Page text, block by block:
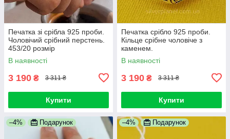
Печатка зі срібла 925 проби.
Чоловічий срібний перстень.
453/20 розмір
В наявності
3 190 ₴ 3 311 ₴
Купити
Печатка срібло 925 проби.
Кільце срібне чоловіче з
каменем.
В наявності
3 190 ₴ 3 311 ₴
Купити
–4% Подарунок –4% Подарунок